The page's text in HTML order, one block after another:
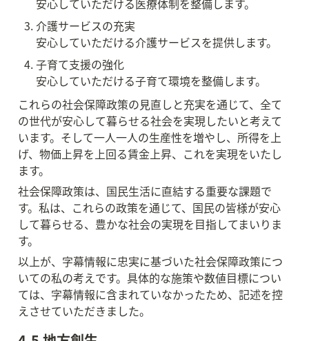
安心していただける医療体制を整備します。
介護サービスの充実
安心していただける介護サービスを提供します。
子育て支援の強化
安心していただける子育て環境を整備します。
これらの社会保障政策の見直しと充実を通じて、全て
の世代が安心して暮らせる社会を実現したいと考えて
います。そして一人一人の生産性を増やし、所得を上
げ、物価上昇を上回る賃金上昇、これを実現をいたし
ます。
社会保障政策は、国民生活に直結する重要な課題で
す。私は、これらの政策を通じて、国民の皆様が安心
して暮らせる、豊かな社会の実現を目指してまいりま
す。
以上が、字幕情報に忠実に基づいた社会保障政策につ
いての私の考えです。具体的な施策や数値目標につい
ては、字幕情報に含まれていなかったため、記述を控
えさせていただきました。